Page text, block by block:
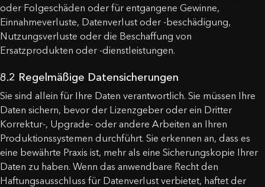
oder Folgeschäden oder für entgangene Gewinne,
Einnahmeverluste, Datenverlust oder -beschädigung,
Nutzungsverluste oder die Beschaffung von
Ersatzprodukten oder -dienstleistungen.
8.2 Regelmäßige Datensicherungen
Sie sind allein für Ihre Daten verantwortlich. Sie müssen Ihre
Daten sichern, bevor der Lizenzgeber oder ein Dritter
Korrektur-, Upgrade- oder andere Arbeiten an Ihren
Produktionssystemen durchführt. Sie erkennen an, dass es
eine bewährte Praxis ist, mehr als eine Sicherungskopie Ihrer
Daten zu haben. Wenn das anwendbare Recht den
Haftungsausschluss für Datenverlust verbietet, haftet der